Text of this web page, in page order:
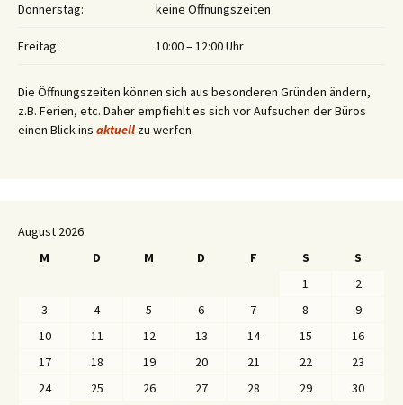
Donnerstag: keine Öffnungszeiten
Freitag: 10:00 – 12:00 Uhr
Die Öffnungszeiten können sich aus besonderen Gründen ändern,
z.B. Ferien, etc. Daher empfiehlt es sich vor Aufsuchen der Büros
einen Blick ins aktuell zu werfen.
August 2026
M
D M D F S
S
1
2
3
4 5 6 7 8
9
10
11 12 13 14 15
16
17
18 19 20 21 22
23
24
25 26 27 28 29
30